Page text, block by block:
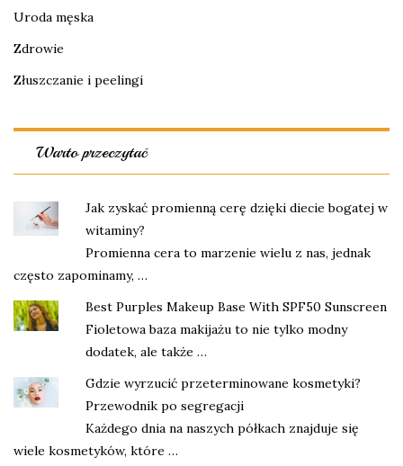
Uroda męska
Zdrowie
Złuszczanie i peelingi
Warto przeczytać
Jak zyskać promienną cerę dzięki diecie bogatej w
witaminy?
Promienna cera to marzenie wielu z nas, jednak
często zapominamy, …
Best Purples Makeup Base With SPF50 Sunscreen
Fioletowa baza makijażu to nie tylko modny
dodatek, ale także …
Gdzie wyrzucić przeterminowane kosmetyki?
Przewodnik po segregacji
Każdego dnia na naszych półkach znajduje się
wiele kosmetyków, które …